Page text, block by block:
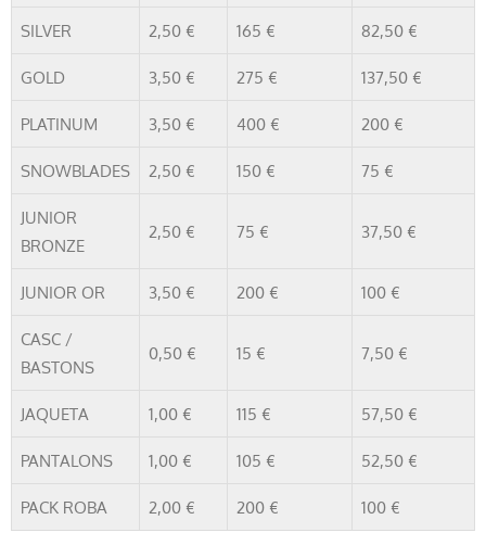
SILVER 2,50 € 165 € 82,50 €
GOLD 3,50 € 275 € 137,50 €
PLATINUM 3,50 € 400 € 200 €
SNOWBLADES 2,50 € 150 € 75 €
JUNIOR
BRONZE
2,50 € 75 € 37,50 €
JUNIOR OR 3,50 € 200 € 100 €
CASC /
BASTONS
0,50 € 15 € 7,50 €
JAQUETA 1,00 € 115 € 57,50 €
PANTALONS 1,00 € 105 € 52,50 €
PACK ROBA 2,00 € 200 € 100 €